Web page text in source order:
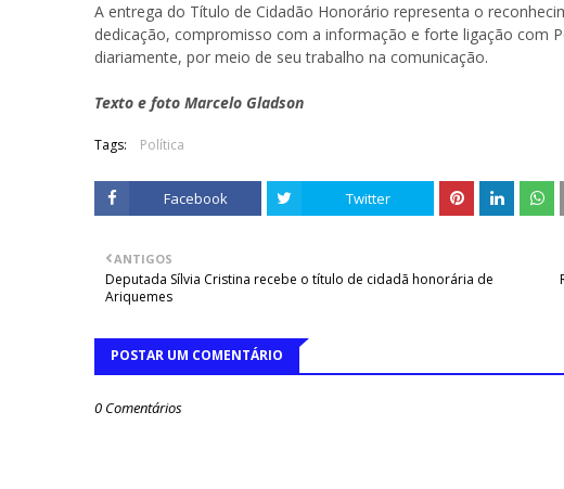
A entrega do Título de Cidadão Honorário representa o
dedicação, compromisso com a informação e forte ligação com
diariamente, por meio de seu trabalho na comunicação.
Texto e foto Marcelo Gladson
Tags: Política
Facebook Twitter
ANTIGOS
Deputada Sílvia Cristina recebe o título de cidadã honorária de
Ariquemes
POSTAR UM COMENTÁRIO
0 Comentários